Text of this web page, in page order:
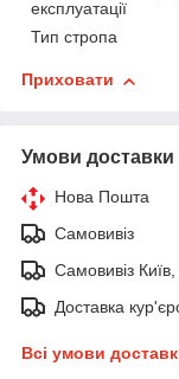
експлуатації
Тип стропа
Приховати
Умови доставки
Нова Пошта
Самовивіз
Самовивіз
Доставка
Всі умови